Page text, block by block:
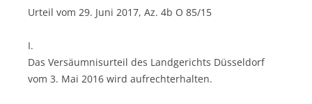
Urteil vom 29. Juni 2017, Az. 4b O 85/15
I.
Das Versäumnisurteil des Landgerichts Düsseldorf
vom 3. Mai 2016 wird aufrechterhalten.